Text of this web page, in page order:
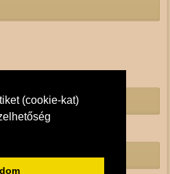
(cookie-kat)
Fb.